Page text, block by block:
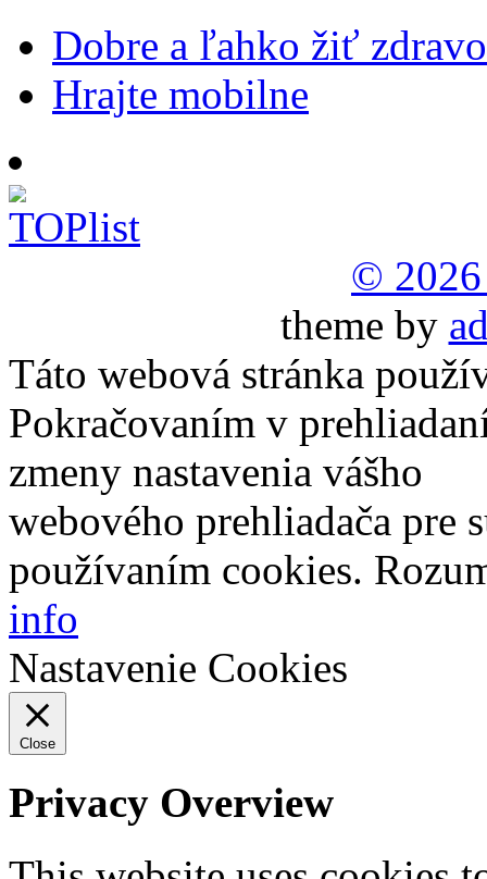
Dobre a ľahko žiť zdravo
Hrajte mobilne
©
theme by
Táto webová stránka
Pokračovaním v
zmeny nastavenia vášho
webového prehliadača pre
používaním cookies.
info
Nastavenie Cookies
Close
Privacy Overview